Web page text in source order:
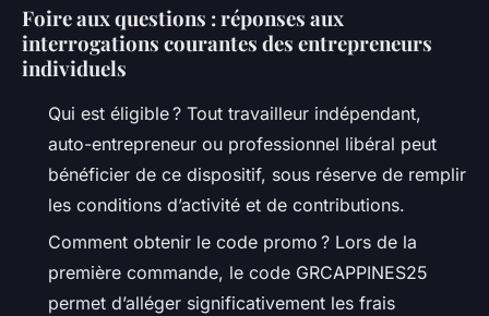
Foire aux questions : réponses aux
interrogations courantes des entrepreneurs
individuels
Qui est éligible ? Tout travailleur indépendant,
auto-entrepreneur ou professionnel libéral peut
bénéficier de ce dispositif, sous réserve de remplir
les conditions d’activité et de contributions.
Comment obtenir le code promo ? Lors de la
première commande, le code GRCAPPINES25
permet d’alléger significativement les frais